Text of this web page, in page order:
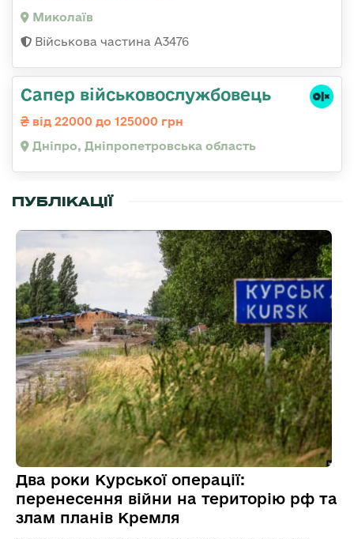
Миколаїв
Військова частина А3476
Сапер військовослужбовець
від 22000 до 125000 грн
Дніпро, Дніпропетровська область
ПУБЛІКАЦІЇ
Два роки Курської операції:
перенесення війни на територію рф та
злам планів Кремля